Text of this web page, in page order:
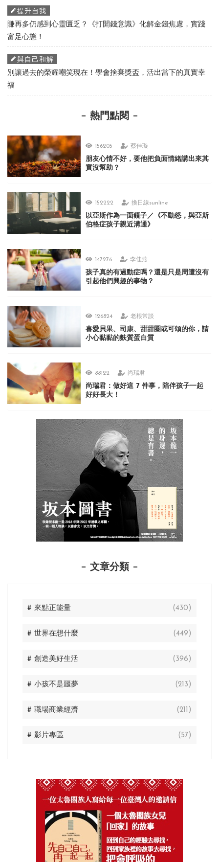
提升自我
賺再多仍感到心靈匱乏？《打開錢意識》化解金錢焦慮，實踐
富足心態！
與自己和解
別讓過去的榮耀嘲笑現在！學會捨棄獎盃，活出當下的真實幸
福
熱門點閱
156205 蔡佳璇
朋友心情不好，要他把負面情緒講出來其
實沒幫助？
152222 換日線sunline
以亞斯作為一面鏡子／《不動怒，與亞斯
伯格症孩子親近溝通》
147276 李佳燕
孩子真的有過動症嗎？還是只是周遭沒有
引起他們興趣的事物？
126824 老根常談
喜愛貝果、司康、甜甜圈或可頌的你，請
小心黏黏的麩質蛋白質
88122 尚瑞君
尚瑞君：做好這 7 件事，陪伴孩子一起
好好長大！
文章分類
# 來點正能量 (430)
# 世界在想什麼 (449)
# 創造美好生活 (396)
# 小孩不是噩夢 (213)
# 職場商業經濟 (211)
# 影片專區 (57)